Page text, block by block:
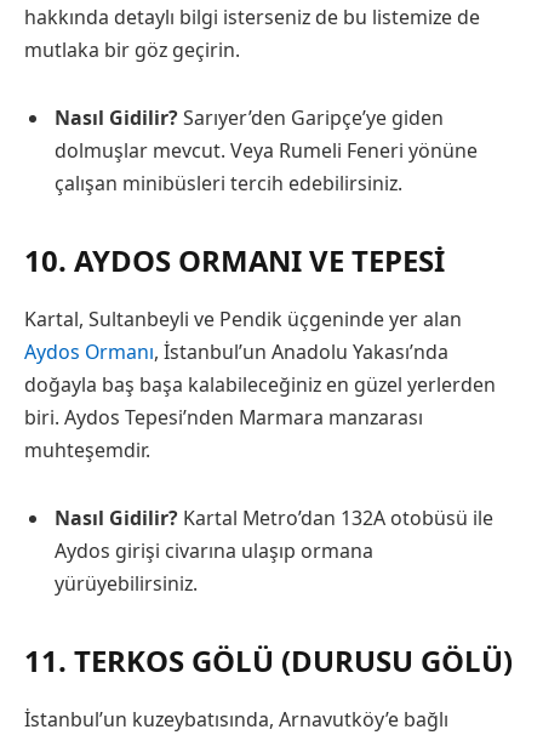
hakkında detaylı bilgi isterseniz de bu listemize de
mutlaka bir göz geçirin.
Nasıl Gidilir?Sarıyer’den Garipçe’ye giden
dolmuşlar mevcut. Veya Rumeli Feneri yönüne
çalışan minibüsleri tercih edebilirsiniz.
10. AYDOS ORMANI VE TEPESI
Kartal, Sultanbeyli ve Pendik üçgeninde yer alan
Aydos Ormanı, İstanbul’un Anadolu Yakası’nda
doğayla baş başa kalabileceğiniz en güzel yerlerden
biri. Aydos Tepesi’nden Marmara manzarası
muhteşemdir.
Nasıl Gidilir? Kartal Metro’dan 132A otobüsü ile
Aydos girişi civarına ulaşıp ormana
yürüyebilirsiniz.
11. TERKOS GÖLÜ (DURUSU GÖLÜ)
İstanbul’un kuzeybatısında, Arnavutköy’e bağlı